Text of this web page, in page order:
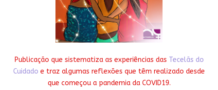
Publicação que sistematiza as experiências das Tecelãs do
Cuidado e traz algumas reflexões que têm realizado desde
que começou a pandemia da COVID19.